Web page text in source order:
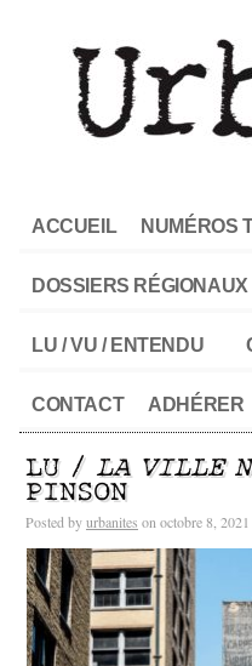
ACCUEIL NUMÉROS
DOSSIERS RÉGIONAUX
LU / VU / ENTENDU
CONTACT ADHÉRER
LU / LA VILLE
PINSON
Posted byurbanites on octobre 8, 2021